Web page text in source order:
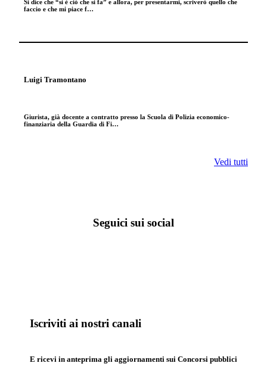
Si dice che “si è ciò che si fa” e allora, per presentarmi, scriverò quello che
faccio e che mi piace f…
Luigi Tramontano
Giurista, già docente a contratto presso la Scuola di Polizia economico-
finanziaria della Guardia di Fi…
Vedi tutti
Seguici sui social
Iscriviti ai nostri canali
E ricevi in anteprima gli aggiornamenti sui Concorsi pubblici